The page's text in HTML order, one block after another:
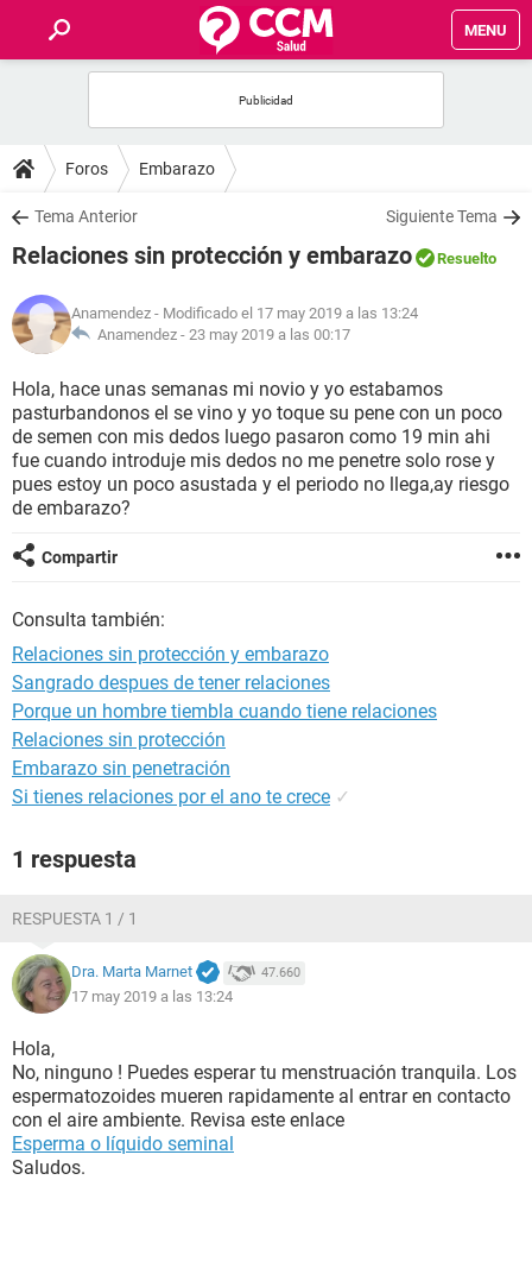
MENU
FOROS
SALUD
NUTRICIÓN
BIENESTAR
SEXUALIDAD
GLOSARIO
Foros Embarazo
Tema Anterior Siguiente Tema
Relaciones sin protección y embarazo Resuelto
Anamendez - Modificado el 17 may 2019 a las 13:24
Anamendez - 23 may 2019 a las 00:17
Hola, hace unas semanas mi novio y yo estabamos
pasturbandonos el se vino y yo toque su pene con un poco
de semen con mis dedos luego pasaron como 19 min ahi
fue cuando introduje mis dedos no me penetre solo rose y
pues estoy un poco asustada y el periodo no llega,ay riesgo
de embarazo?
Compartir
Consulta también:
Relaciones sin protección y embarazo
Sangrado despues de tener relaciones
Porque un hombre tiembla cuando tiene relaciones
Relaciones sin protección
Embarazo sin penetración
Si tienes relaciones por el ano te crece ✓
1 respuesta
RESPUESTA 1 / 1
Dra. Marta Marnet 47.660
17 may 2019 a las 13:24
Hola,
No, ninguno ! Puedes esperar tu menstruación tranquila. Los
espermatozoides mueren rapidamente al entrar en contacto
con el aire ambiente. Revisa este enlace
Esperma o líquido seminal
Saludos.